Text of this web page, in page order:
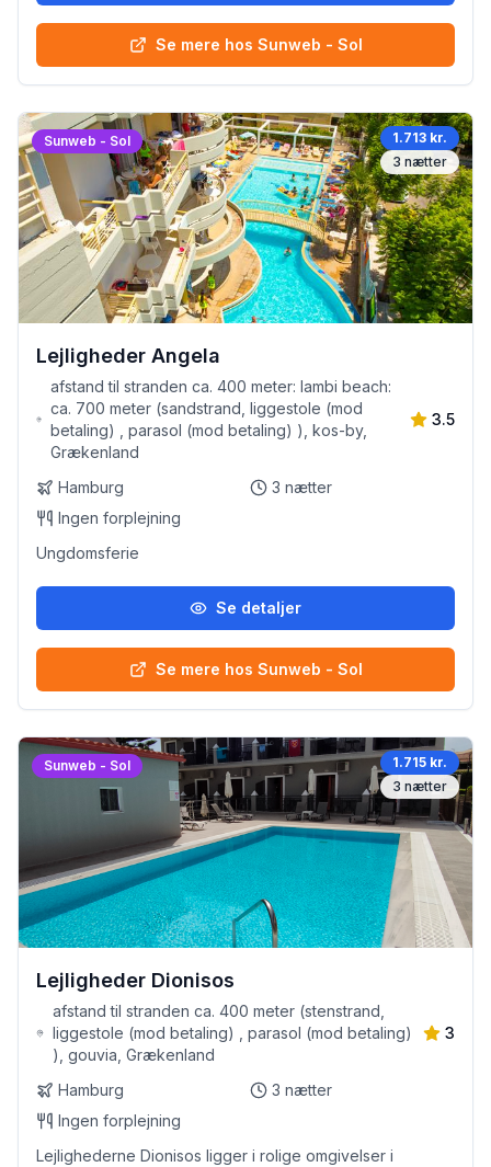
Se mere hos Sunweb - Sol
Sunweb - Sol
1.713 kr.
3 nætter
Lejligheder Angela
afstand til stranden ca. 400 meter: lambi beach:
ca. 700 meter (sandstrand, liggestole (mod
betaling) , parasol (mod betaling) ), kos-by,
Grækenland
3.5
Hamburg 3 nætter
Ingen forplejning
Ungdomsferie
Se detaljer
Se mere hos Sunweb - Sol
Sunweb - Sol
1.715 kr.
3 nætter
Lejligheder Dionisos
afstand til stranden ca. 400 meter (stenstrand,
liggestole (mod betaling) , parasol (mod betaling)
), gouvia, Grækenland
3
Hamburg 3 nætter
Ingen forplejning
Lejlighederne Dionisos ligger i rolige omgivelser i